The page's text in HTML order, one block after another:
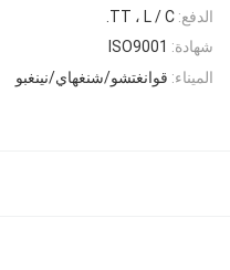
الدفع: TT ، L / C.
شهادة: ISO9001
الميناء: قوانغتشو/شنغهاي/نينغبو